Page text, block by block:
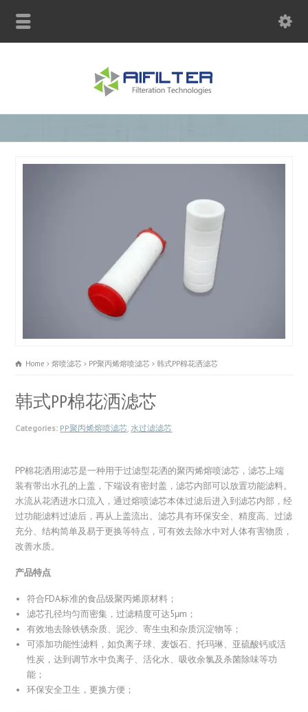
Home 熔喷滤芯 PP聚丙烯熔喷滤芯 韩式PP棉花洒滤芯
韩式PP棉花洒滤芯
Categories: PP聚丙烯熔喷滤芯,水过滤滤芯
PP棉花洒用滤芯是一种用于过滤型花洒的聚丙烯熔喷滤芯，滤芯上端
装有带出水孔的上盖，下端设有密封盖，滤芯内部可以放置功能滤料。
水流从花洒进水口流入，通过熔喷滤芯本体过滤后进入到滤芯内部，经
过功能滤料过滤后，再从上盖流出。滤芯具有环保安全、精度高、过滤
充分、结构简单及易于更换等特点，可有效去除水中对人体有害物质，
改善水质。
产品特点
符合FDA标准的食品级聚丙烯原材料；
滤芯孔径均匀而密集，过滤精度可达5μm；
有效地去除铁锈杂质、泥沙、寄生虫和杂质沉淀物等；
可添加功能性滤料，如负离子球、麦饭石、托玛琳、亚硫酸钙或活
性炭，达到调节水中负离子、活化水、吸收余氯及杀菌除味等功
能；
环保安全卫生，更换方便；